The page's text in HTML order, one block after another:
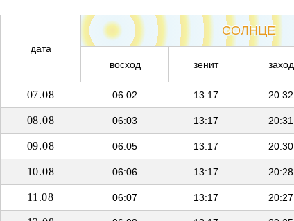
дата
СОЛНЦЕ
восход
зенит заход
07.08 06:02 13:17 20:32
08.08 06:03 13:17 20:31
09.08 06:05 13:17 20:30
10.08 06:06 13:17 20:28
11.08 06:07 13:17 20:27